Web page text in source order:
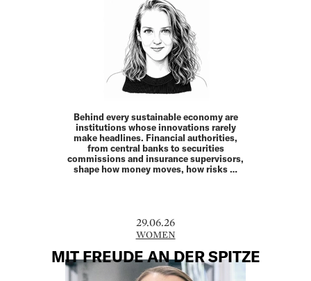
Behind every sustainable economy are
institutions whose innovations rarely
make headlines. Financial authorities,
from central banks to securities
commissions and insurance supervisors,
shape how money moves, how risks …
29.06.26
WOMEN
MIT FREUDE AN DER SPITZE